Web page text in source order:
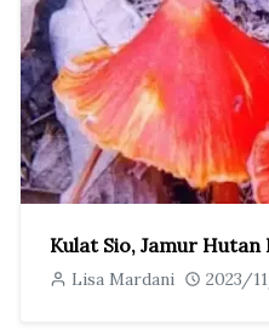
Kulat Sio, Jamur Hutan
Lisa Mardani 2023/